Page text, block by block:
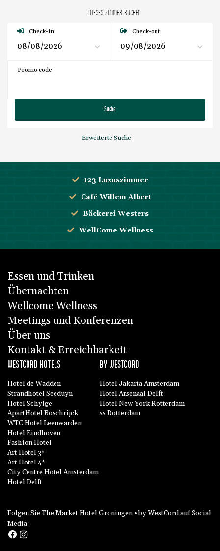
DIESES ZIMMER BUCHEN
Check-in Check-out
Promo code
Suche
Erweiterte Suche
123 Luxuszimmer
Café Willem Albert
Bäckerei Westers
WellCome Wellness
Essen und Trinken
Übernachten
Wellcome Wellness
Meetings und Konferenzen
Über uns
Kontakt & Erreichbarkeit
WESTCORD HOTELS
Hotel de Wadden
Strandhotel Seeduyn
Hotel Schylge
ApartHotel Boschrijck
WTC Hotel Leeuwarden
Hotel Eindhoven
Fashion Hotel
Art Hotel 3*
Art Hotel 4*
City Centre Hotel Amsterdam
Hotel Delft
BY WESTCORD
Hotel Jakarta Amsterdam
Hotel Arsenaal Delft
Hotel New York Rotterdam
ss Rotterdam
Folgen Sie The Market Hotel Groningen • by WestCord auf Social
Media: